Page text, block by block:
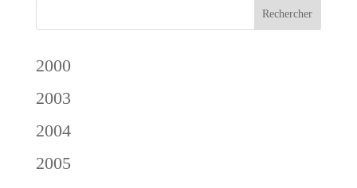
2000
2003
2004
2005